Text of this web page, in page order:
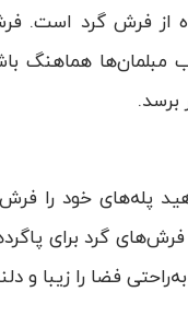
از فرش گرد است.
مبلمان‌ها هماهنگ
برسد.
پله‌های خود را
فرش‌های گرد برای
فضا را زیبا و